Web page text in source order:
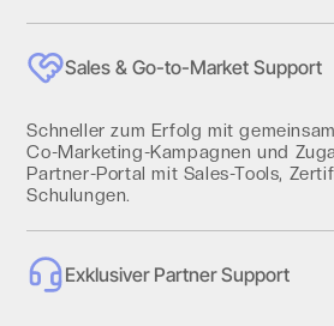
Sales & Go-to-Market Support
Schneller zum Erfolg mit
Co-Marketing-Kampagnen und
Partner-Portal mit Sales-Tools,
Schulungen.
Exklusiver Partner Support